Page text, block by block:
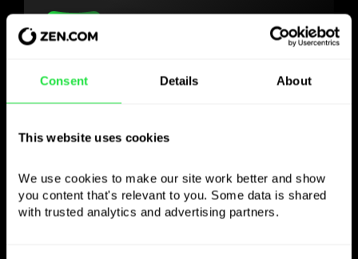
Consent Details About
This website uses cookies
We use cookies to make our site work better and show
you content that's relevant to you. Some data is shared
with trusted analytics and advertising partners.
Use la divisa elegida
retire en cajeros sin
comisión, pague con la tarjeta multidivisa
— sencillo y sin estrés.